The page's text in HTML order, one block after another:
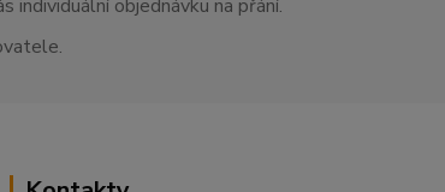
individuální objednávku na přání.